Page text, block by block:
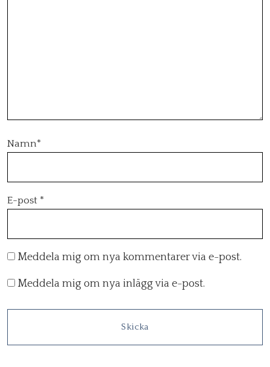
Namn*
E-post *
Meddela mig om nya kommentarer via e-post.
Meddela mig om nya inlägg via e-post.